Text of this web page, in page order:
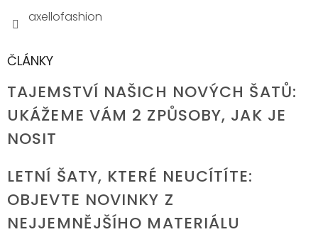
axellofashion
ČLÁNKY
TAJEMSTVÍ NAŠICH NOVÝCH ŠATŮ:
UKÁŽEME VÁM 2 ZPŮSOBY, JAK JE
NOSIT
LETNÍ ŠATY, KTERÉ NEUCÍTÍTE:
OBJEVTE NOVINKY Z
NEJJEMNĚJŠÍHO MATERIÁLU